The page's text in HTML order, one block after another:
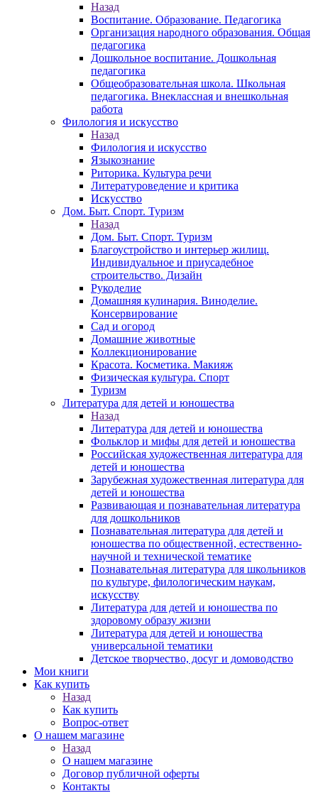
Назад
Воспитание. Образование. Педагогика
Организация народного образования. Общая
педагогика
Дошкольное воспитание. Дошкольная
педагогика
Общеобразовательная школа. Школьная
педагогика. Внеклассная и внешкольная
работа
Филология и искусство
Назад
Филология и искусство
Языкознание
Риторика. Культура речи
Литературоведение и критика
Искусство
Дом. Быт. Спорт. Туризм
Назад
Дом. Быт. Спорт. Туризм
Благоустройство и интерьер жилищ.
Индивидуальное и приусадебное
строительство. Дизайн
Рукоделие
Домашняя кулинария. Виноделие.
Консервирование
Сад и огород
Домашние животные
Коллекционирование
Красота. Косметика. Макияж
Физическая культура. Спорт
Туризм
Литература для детей и юношества
Назад
Литература для детей и юношества
Фольклор и мифы для детей и юношества
Российская художественная литература для
детей и юношества
Зарубежная художественная литература для
детей и юношества
Развивающая и познавательная литература
для дошкольников
Познавательная литература для детей и
юношества по общественной, естественно-
научной и технической тематике
Познавательная литература для школьников
по культуре, филологическим наукам,
искусству
Литература для детей и юношества по
здоровому образу жизни
Литература для детей и юношества
универсальной тематики
Детское творчество, досуг и домоводство
Мои книги
Как купить
Назад
Как купить
Вопрос-ответ
О нашем магазине
Назад
О нашем магазине
Договор публичной оферты
Контакты